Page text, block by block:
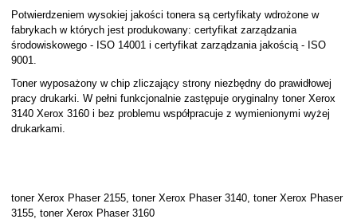
Potwierdzeniem wysokiej jakości tonera są certyfikaty wdrożone w
fabrykach w których jest produkowany: certyfikat zarządzania
środowiskowego - ISO 14001 i certyfikat zarządzania jakością - ISO
9001.
Toner wyposażony w chip zliczający strony niezbędny do prawidłowej
pracy drukarki. W pełni funkcjonalnie zastępuje oryginalny toner Xerox
3140 Xerox 3160 i bez problemu współpracuje z wymienionymi wyżej
drukarkami.
toner Xerox Phaser 2155, toner Xerox Phaser 3140, toner Xerox Phaser
3155, toner Xerox Phaser 3160